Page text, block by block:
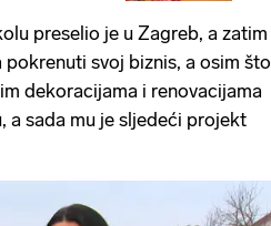
preselio je u Zagreb, a zatim
svoj biznis, a osim što
dekoracijama i renovacijama
a sada mu je sljedeći projekt